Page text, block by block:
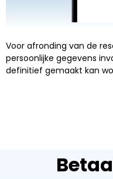
Voor afronding van de
persoonlijke gegevens
definitief gemaakt kan